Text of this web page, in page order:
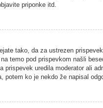
priponke itd.
tako, da za ustrezen
temo pod prispevkom našli
uredila moderator ali
ko je nekdo že napisal